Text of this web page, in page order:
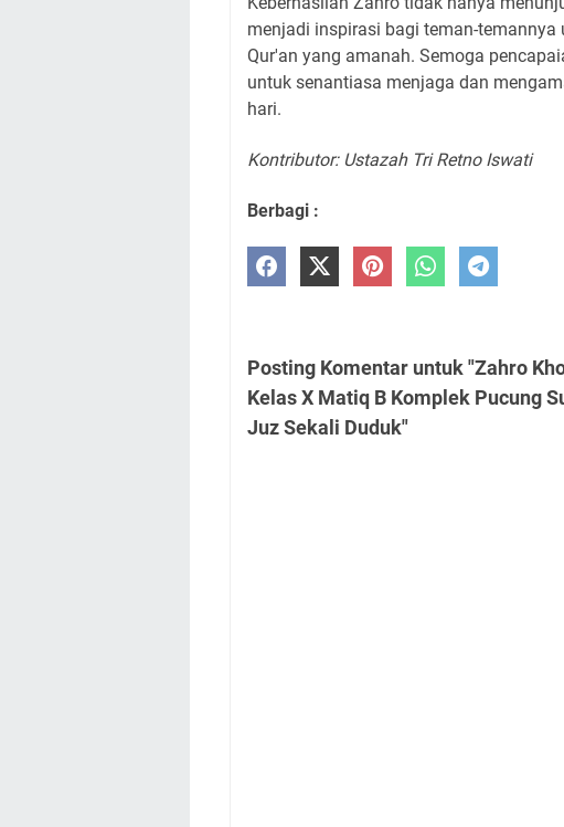
menjadi inspirasi bagi teman-
Qur'an yang amanah. Semoga
untuk senantiasa menjaga dan
hari.
Kontributor: Ustazah Tri Retno Iswati
Berbagi :
Posting Komentar untuk "Zahro
Kelas X Matiq B Komplek Pucung
Juz Sekali Duduk"